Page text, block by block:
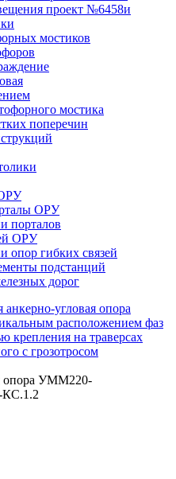
проект №6458и
мостиков
мостика
поперечин
ОРУ
порталов
ОРУ
опор гибких связей
подстанций
дорог
опора УММ220-
КС.1.2